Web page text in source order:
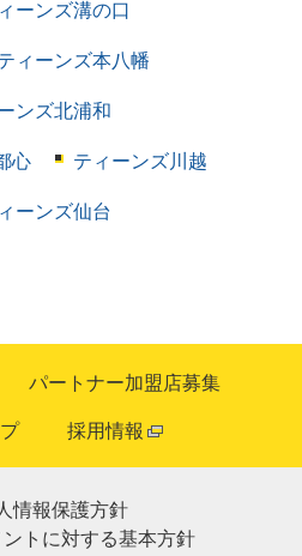
ーンズ溝の口
ィーンズ本八幡
ンズ北浦和
心 ティーンズ川越
ーンズ仙台
パートナー加盟店募集
採用情報
情報保護方針
トに対する基本方針